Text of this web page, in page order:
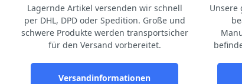
Lagernde Artikel versenden wir schnell
per DHL, DPD oder Spedition. Große und
schwere Produkte werden transportsicher
für den Versand vorbereitet.
Versandinformationen
Unsere